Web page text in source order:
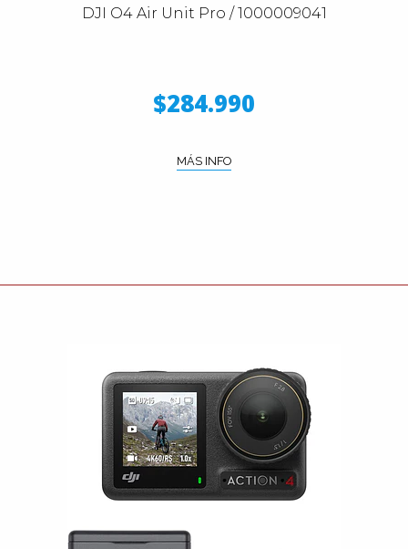
DJI O4 Air Unit Pro / 1000009041
$284.990
MÁS INFO